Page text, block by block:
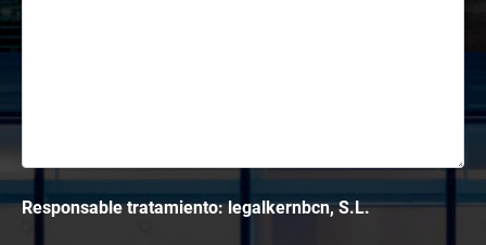
Responsable tratamiento: legalkernbcn, S.L.